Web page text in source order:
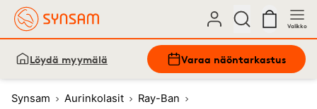
Valikko
Löydä myymälä Varaa näöntarkastus
Synsam Aurinkolasit
Ray-Ban